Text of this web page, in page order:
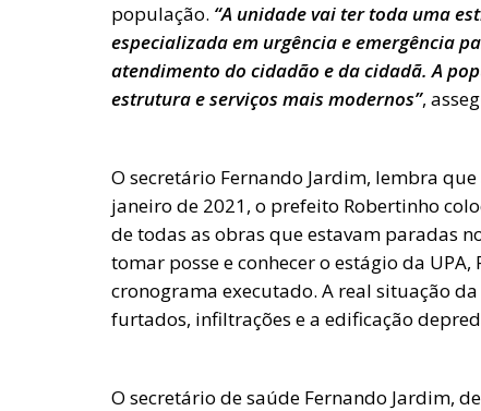
população. “A unidade vai ter toda uma
especializada em urgência e emergência
atendimento do cidadão e da cidadã. A
estrutura e serviços mais modernos”,
O secretário Fernando Jardim, lembra
janeiro de 2021, o prefeito Robertinho
de todas as obras que estavam paradas
tomar posse e conhecer o estágio da
cronograma executado. A real situação
furtados, infiltrações e a edificação
O secretário de saúde Fernando Jardim,